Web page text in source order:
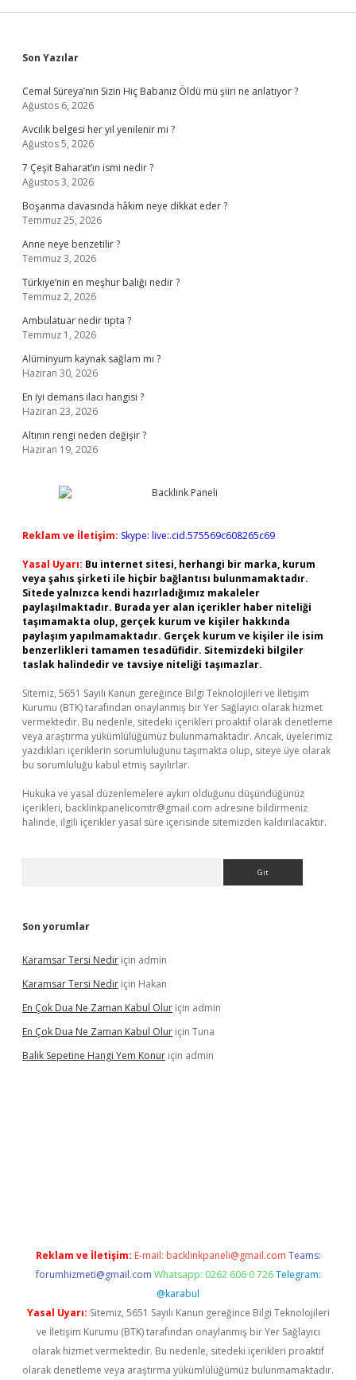
Sidebar
Son Yazılar
Cemal Süreya’nın Sizin Hiç Babanız Öldü mü şiiri ne anlatıyor ?
Ağustos 6, 2026
Avcılık belgesi her yıl yenilenir mi ?
Ağustos 5, 2026
7 Çeşit Baharat’ın ismi nedir ?
Ağustos 3, 2026
Boşanma davasında hâkim neye dikkat eder ?
Temmuz 25, 2026
Anne neye benzetilir ?
Temmuz 3, 2026
Türkiye’nin en meşhur balığı nedir ?
Temmuz 2, 2026
Ambulatuar nedir tıpta ?
Temmuz 1, 2026
Alüminyum kaynak sağlam mı ?
Haziran 30, 2026
En iyi demans ilacı hangisi ?
Haziran 23, 2026
Altının rengi neden değişir ?
Haziran 19, 2026
Reklam ve İletişim: Skype: live:.cid.575569c608265c69
Yasal Uyarı: Bu internet sitesi, herhangi bir marka, kurum
veya şahıs şirketi ile hiçbir bağlantısı bulunmamaktadır.
Sitede yalnızca kendi hazırladığımız makaleler
paylaşılmaktadır. Burada yer alan içerikler haber niteliği
taşımamakta olup, gerçek kurum ve kişiler hakkında
paylaşım yapılmamaktadır. Gerçek kurum ve kişiler ile isim
benzerlikleri tamamen tesadüfidir. Sitemizdeki bilgiler
taslak halindedir ve tavsiye niteliği taşımazlar.
Sitemiz, 5651 Sayılı Kanun gereğince Bilgi Teknolojileri ve İletişim
Kurumu (BTK) tarafından onaylanmış bir Yer Sağlayıcı olarak hizmet
vermektedir. Bu nedenle, sitedeki içerikleri proaktif olarak denetleme
veya araştırma yükümlülüğümüz bulunmamaktadır. Ancak, üyelerimiz
yazdıkları içeriklerin sorumluluğunu taşımakta olup, siteye üye olarak
bu sorumluluğu kabul etmiş sayılırlar.
Hukuka ve yasal düzenlemelere aykırı olduğunu düşündüğünüz
içerikleri, backlinkpanelicomtr@gmail.com adresine bildirmeniz
halinde, ilgili içerikler yasal süre içerisinde sitemizden kaldırılacaktır.
Son yorumlar
Karamsar Tersi Nedir için admin
Karamsar Tersi Nedir için Hakan
En Çok Dua Ne Zaman Kabul Olur için admin
En Çok Dua Ne Zaman Kabul Olur için Tuna
Balık Sepetine Hangi Yem Konur için admin
Reklam ve İletişim: E-mail: backlinkpaneli@gmail.com Teams:
forumhizmeti@gmail.com Whatsapp: 0262 606 0 726 Telegram:
@karabul
Yasal Uyarı: Sitemiz, 5651 Sayılı Kanun gereğince Bilgi Teknolojileri
ve İletişim Kurumu (BTK) tarafından onaylanmış bir Yer Sağlayıcı
olarak hizmet vermektedir. Bu nedenle, sitedeki içerikleri proaktif
olarak denetleme veya araştırma yükümlülüğümüz bulunmamaktadır.